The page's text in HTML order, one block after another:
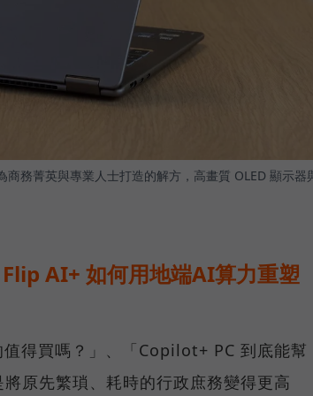
務菁英與專業人士打造的解方，高畫質 OLED 顯示器
AI+ 如何用地端AI算力重塑
得買嗎？」、「Copilot+ PC 到底能幫
原先繁瑣、耗時的行政庶務變得更高